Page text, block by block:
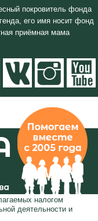
покровитель фонда
его имя носит фонд
приёмная мама
налогом
деятельности и